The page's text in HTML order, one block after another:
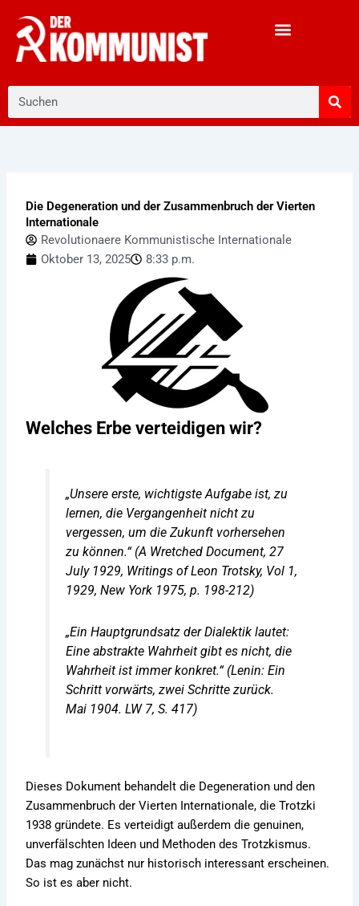
Inhalt
springen
Die Degeneration und der Zusammenbruch der Vierten
Internationale
Revolutionaere Kommunistische Internationale
Oktober 13, 2025
8:33 p.m.
Welches Erbe verteidigen wir?
„Unsere erste, wichtigste Aufgabe ist, zu
lernen, die Vergangenheit nicht zu
vergessen, um die Zukunft vorhersehen
zu können.“ (A Wretched Document, 27
July 1929, Writings of Leon Trotsky, Vol 1,
1929, New York 1975, p. 198-212)
„Ein Hauptgrundsatz der Dialektik lautet:
Eine abstrakte Wahrheit gibt es nicht, die
Wahrheit ist immer konkret.“ (Lenin: Ein
Schritt vorwärts, zwei Schritte zurück.
Mai 1904. LW 7, S. 417)
Dieses Dokument behandelt die Degeneration und den
Zusammenbruch der Vierten Internationale, die Trotzki
1938 gründete. Es verteidigt außerdem die genuinen,
unverfälschten Ideen und Methoden des Trotzkismus.
Das mag zunächst nur historisch interessant erscheinen.
So ist es aber nicht.